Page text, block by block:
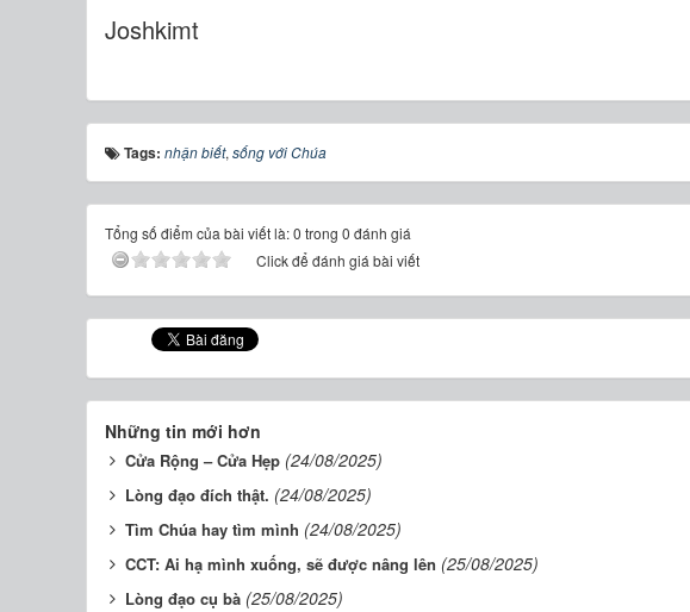
Joshkimt
Tags: nhận biết, sống với Chúa
Tổng số điểm của bài viết là: 0 trong 0 đánh giá
Click để đánh giá bài viết
Những tin mới hơn
Cửa Rộng – Cửa Hẹp (24/08/2025)
Lòng đạo đích thật. (24/08/2025)
Tìm Chúa hay tìm mình (24/08/2025)
CCT: Ai hạ mình xuống, sẽ được nâng lên (25/08/2025)
Lòng đạo cụ bà (25/08/2025)